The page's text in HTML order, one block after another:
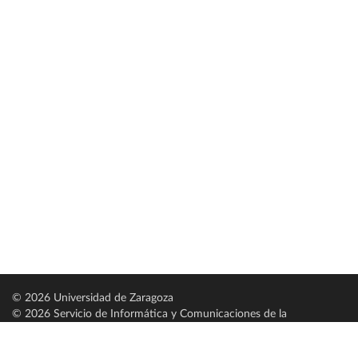
© 2026 Universidad de Zaragoza
© 2026 Servicio de Informática y Comunicaciones de la